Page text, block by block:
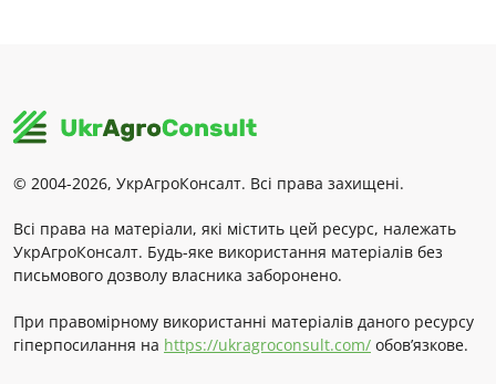
© 2004-2026, УкрАгроКонсалт. Всі права захищені.
Всі права на матеріали, які містить цей ресурс, належать
УкрАгроКонсалт. Будь-яке використання матеріалів без
письмового дозволу власника заборонено.
При правомірному використанні матеріалів даного ресурсу
гіперпосилання на https://ukragroconsult.com/ обов’язкове.